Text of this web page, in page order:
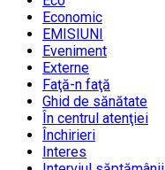
Economic
EMISIUNI
Eveniment
Externe
Faţă-n faţă
Ghid de sănătate
În centrul atenţiei
Închirieri
Interes